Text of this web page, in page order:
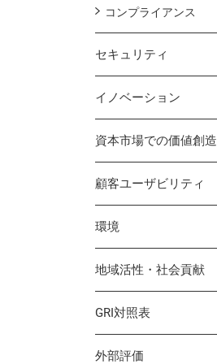
コンプライアンス
セキュリティ
イノベーション
資本市場での価値創造
顧客ユーザビリティ
環境
地域活性・社会貢献
GRI対照表
外部評価